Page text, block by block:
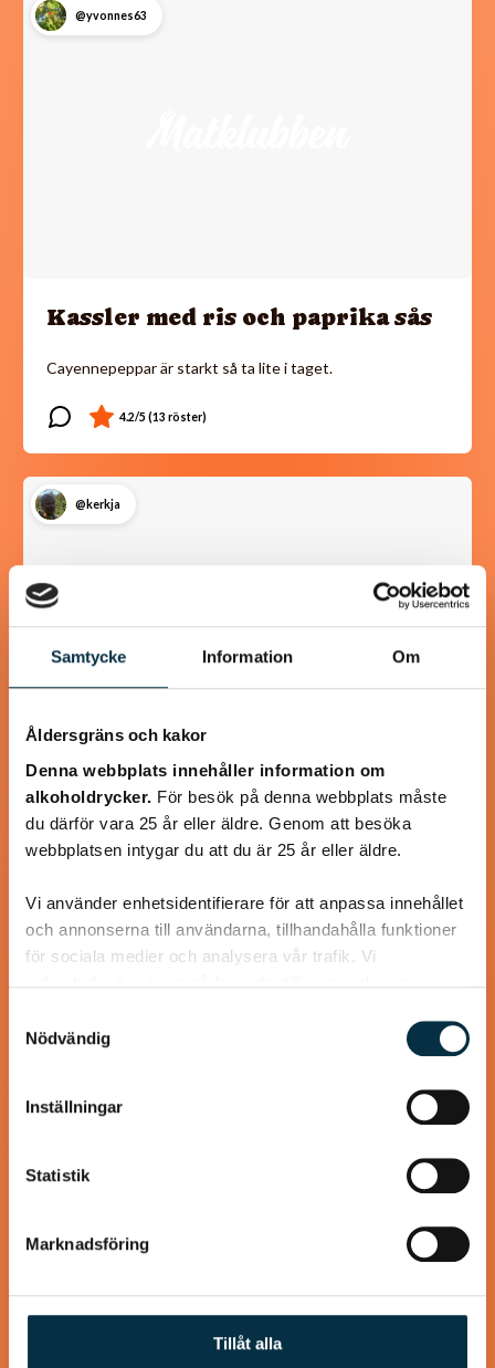
Samtycke Information Om
Åldersgräns och kakor
Denna webbplats innehåller information om
alkoholdrycker. För besök på denna webbplats måste
du därför vara 25 år eller äldre. Genom att besöka
webbplatsen intygar du att du är 25 år eller äldre.
Vi använder enhetsidentifierare för att anpassa innehållet
och annonserna till användarna, tillhandahålla funktioner
för sociala medier och analysera vår trafik. Vi
annons- och analysföretag som vi samarbetar med.
Dessa kan i sin tur kombinera informationen med annan
information som du har tillhandahållit eller som de har
samlat in när du har använt deras tjänster.
Nödvändig
Inställningar
Statistik
Marknadsföring
Tillåt alla
@yvonnes63
Kassler med ris och paprika sås
Cayennepeppar är starkt så ta lite i taget.
@kerkja
LCHF Fläskpannkaka
För dig som älskar pannkaka men inte använder mjöl
Köttfärskebab med hemmagjord